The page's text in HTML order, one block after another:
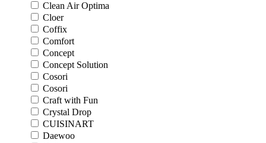
Clean Air Optima
Cloer
Coffix
Comfort
Concept
Concept Solution
Cosori
Cosori
Craft with Fun
Crystal Drop
CUISINART
Daewoo